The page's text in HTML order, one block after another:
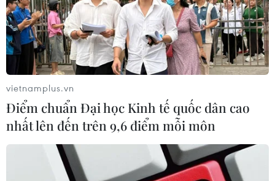
vietnamplus.vn
Điểm chuẩn Đại học Kinh tế quốc dân cao
nhất lên đến trên 9,6 điểm mỗi môn